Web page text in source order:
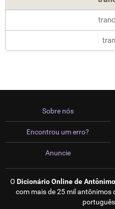
Sobre nós
Encontrou um erro?
Anuncie
O Dicionário Online de
com mais de 25 mil antônimos